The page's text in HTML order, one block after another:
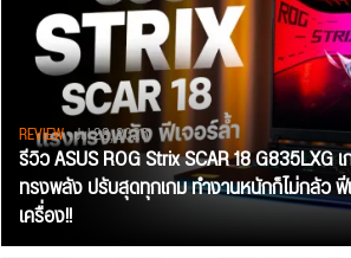
REVIEW• Jul 28, 2026
รีวิว ASUS ROG Strix SCAR 18 G835LXG
ทรงพลัง ปรับสุดทุกเกม ทำงานหนักก็ไม่กลัว ฟี
เครื่อง!!